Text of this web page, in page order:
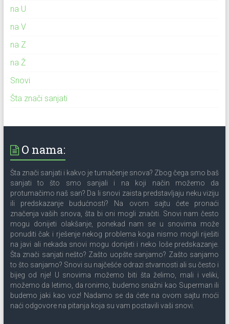
na U
na V
na Z
na Ž
Snovi
Šta znači sanjati
O nama:
Šta znači sanjati i kakvo je tumačenje snova? Zbog čega smo baš
sanjati to što smo sanjali i na koji način možemo da
protumačimo naš san? Da li snovi zaista predstavljaju neku viziju
ili predskazanje budućnosti? Na ovom sajtu ćete pronaći
značenja vaših snova, šta bi oni mogli značiti. Snovi nam često
mogu donijeti olakšanje, ponekad nam se u snovima može
ponuditi čak i rješenje nekog problema koga nismo mogli riješiti
na javi ali nekada snovi mogu donijeti i neko loše predskazanje.
Šta znači sanjati nešto? Zašto uopšte sanjamo? Zašto sanjamo
to što sanjamo? Snovi su najčešće odrazi stvarnosti ali su često i
bijeg od nje! U snovima možemo biti šta želimo, mali i veliki,
možemo da letimo, da ronimo, budemo snažni kao Superman ili
budemo jaki kao voz! Nadamo se da ćete na ovom sajtu moći
naći odgovore na pitanja koja su vam postavili vaši snovi.